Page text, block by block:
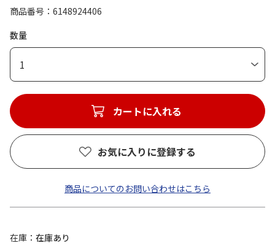
商品番号
6148924406
数量
1
カートに入れる
お気に入りに登録する
商品についてのお問い合わせはこちら
在庫
在庫あり